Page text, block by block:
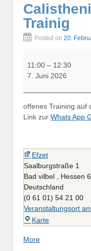
Trainig
Posted on 20.
Kettelbell
11:00 – 12:30
7. Juni 2026
offenes Training auf
Link zur Whats App
Efzet
Saalburgstraße 1
Bad vilbel
Hessen
Deutschland
(0 61 01) 54 21 00
Veranstaltungsort
Karte
Moreabout